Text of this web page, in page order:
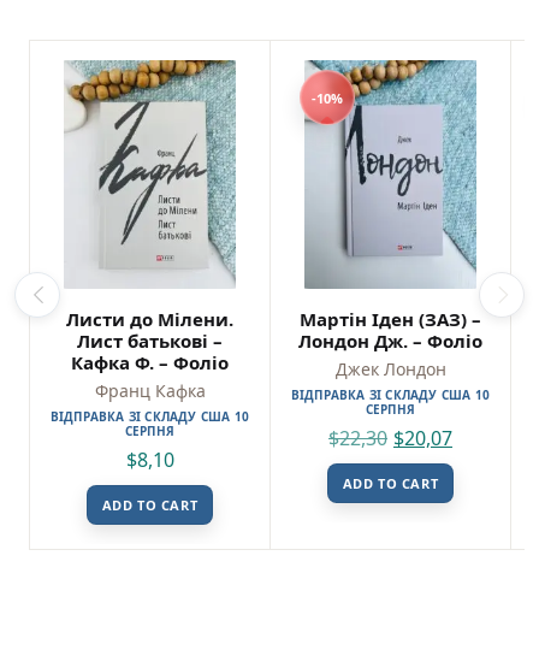
Листи до Мілени.
Лист батькові –
Кафка Ф. – Фоліо
Франц Кафка
ВІДПРАВКА ЗІ СКЛАДУ США 10
СЕРПНЯ
$8,10
ADD TO CART
-10%
Мартін Іден (ЗАЗ) –
Лондон Дж. – Фоліо
Джек Лондон
ВІДПРАВКА ЗІ СКЛАДУ США 10
СЕРПНЯ
$22,30 $20,07
ADD TO CART